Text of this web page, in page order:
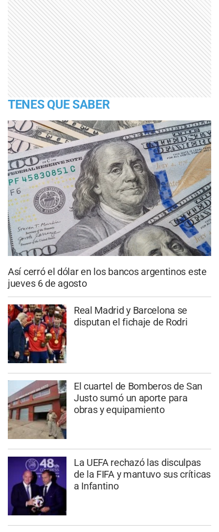
TENES QUE SABER
Así cerró el dólar en los bancos argentinos este
jueves 6 de agosto
Real Madrid y Barcelona se
disputan el fichaje de Rodri
El cuartel de Bomberos de San
Justo sumó un aporte para
obras y equipamiento
La UEFA rechazó las disculpas
de la FIFA y mantuvo sus críticas
a Infantino